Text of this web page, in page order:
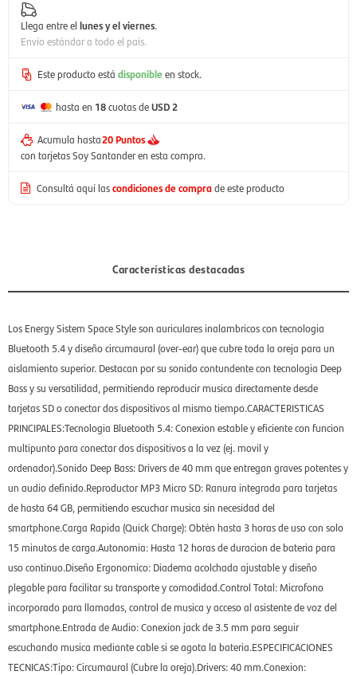
Llega entre el lunes y el viernes.
Envío estándar a todo el país.
Este producto está disponible en stock.
hasta en 18cuotas deUSD 2
Acumula hasta20 Puntos
con tarjetas Soy Santander en esta compra.
Consultá aquí lascondiciones de comprade este producto
Características destacadas
Los Energy Sistem Space Style son auriculares inalambricos con tecnologia
Bluetooth 5.4 y diseño circumaural (over-ear) que cubre toda la oreja para un
aislamiento superior. Destacan por su sonido contundente con tecnologia Deep
Bass y su versatilidad, permitiendo reproducir musica directamente desde
tarjetas SD o conectar dos dispositivos al mismo tiempo.CARACTERISTICAS
PRINCIPALES:Tecnologia Bluetooth 5.4: Conexion estable y eficiente con funcion
multipunto para conectar dos dispositivos a la vez (ej. movil y
ordenador).Sonido Deep Bass: Drivers de 40 mm que entregan graves potentes y
un audio definido.Reproductor MP3 Micro SD: Ranura integrada para tarjetas
de hasta 64 GB, permitiendo escuchar musica sin necesidad del
smartphone.Carga Rapida (Quick Charge): Obtén hasta 3 horas de uso con solo
15 minutos de carga.Autonomia: Hasta 12 horas de duracion de bateria para
uso continuo.Diseño Ergonomico: Diadema acolchada ajustable y diseño
plegable para facilitar su transporte y comodidad.Control Total: Microfono
incorporado para llamadas, control de musica y acceso al asistente de voz del
smartphone.Entrada de Audio: Conexion jack de 3.5 mm para seguir
escuchando musica mediante cable si se agota la bateria.ESPECIFICACIONES
TECNICAS:Tipo: Circumaural (Cubre la oreja).Drivers: 40 mm.Conexion: